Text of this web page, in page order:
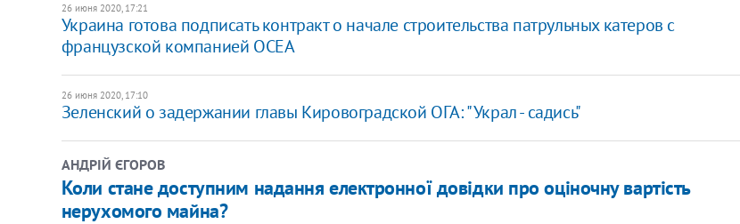
26 июня 2020, 17:21
Украина готова подписать контракт о начале строительства патрульных катеров с
французской компанией ОСЕА
26 июня 2020, 17:10
Зеленский о задержании главы Кировоградской ОГА: "Украл - садись"
АНДРІЙ ЄГОРОВ
Коли стане доступним надання електронної довідки про оціночну вартість
нерухомого майна?